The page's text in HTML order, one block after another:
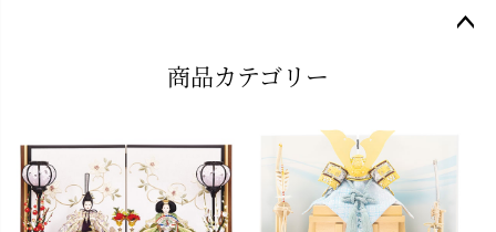
商品カテゴリー